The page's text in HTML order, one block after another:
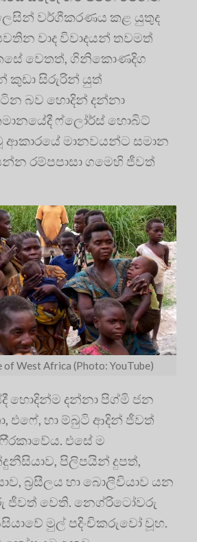
වර්ගීකරණය කළ යුතුද
වාද විවාදයන් තවමත්
වෙතත්, ගිනිකොණදිග
කුඩා සිරුරින් යුත්
බව හොදින් දන්නා
ෆ්ලෝර්ස් හොබිට්
ආකාරයේ මානවයන්ට සමාන
රම්පපාසා ගමෙහි ජීවත්
of West Africa (Photo: YouTube)
හොදින්ම දන්නා පිග්මි ජන
එෆේ, හා ම්බුටි ආදින් ජීවත්
එසේ ම
පිලිපයින් දුපත්,
බ‍්‍රසීලය හා බොලීවියාව යන
ජීවත් වෙති. නෙග්රිටෝවරු
මුල් පදිංචිකරුවෝ වූහ.